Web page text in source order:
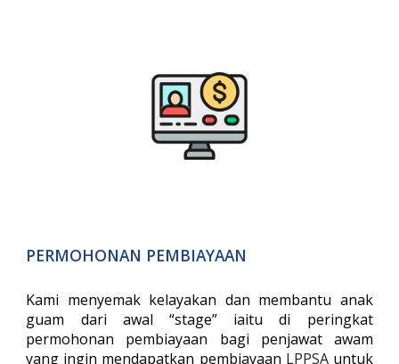
PERMOHONAN PEMBIAYAAN
Kami menyemak kelayakan dan membantu anak
guam dari awal “stage” iaitu di peringkat
permohonan pembiayaan bagi penjawat awam
yang ingin mendapatkan pembiayaan LPPSA untuk